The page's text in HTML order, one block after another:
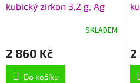
A
kubický zirkon 3,2 g, Ag
SKLADEM
2 860 Kč
Do košíku
2